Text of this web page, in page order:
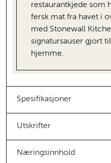
restaurantkjede som
fersk mat fra havet i
med Stonewall
signatursauser gjort
hjemme.
Spesifikasjoner
Utskrifter
Næringsinnhold